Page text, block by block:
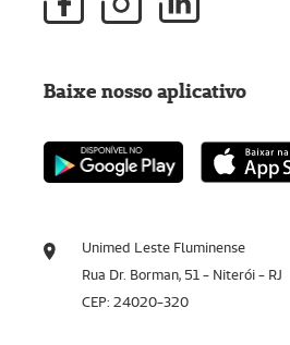
Unimed Leste Fluminense
Rua Dr. Borman, 51 - Niterói - RJ
CEP: 24020-320
Baixe nosso aplicativo